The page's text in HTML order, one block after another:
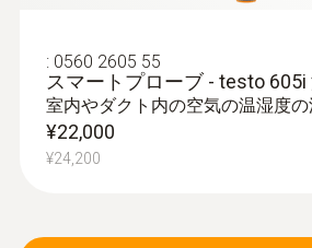
: 0560 2605 55
スマートプローブ - testo 605i
室内やダクト内の空気の温湿度の
¥22,000
¥24,200